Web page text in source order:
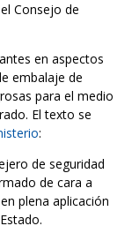
Consejo de
en aspectos
embalaje de
para el medio
El texto se
:
de seguridad
de cara a
plena aplicación